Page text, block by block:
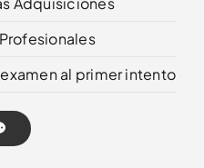
al primer intento